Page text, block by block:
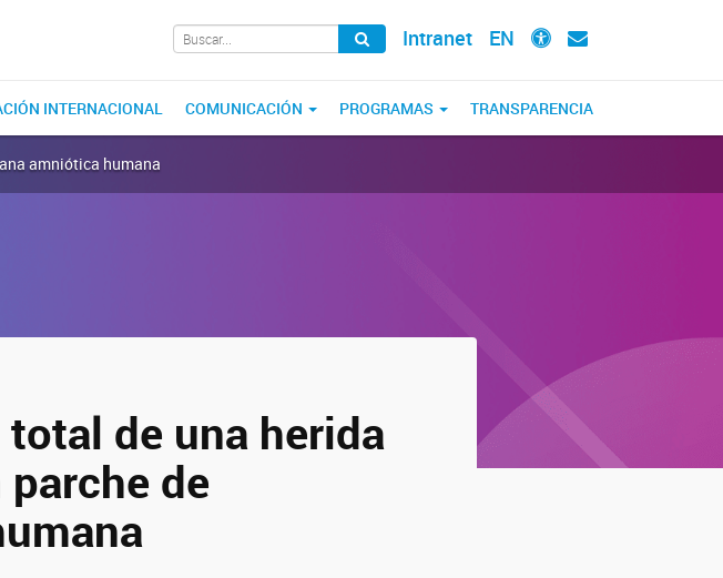
Intranet EN
INTERNACIONAL COMUNICACIÓN PROGRAMAS TRANSPARENCIA
amniótica humana
de una herida
de